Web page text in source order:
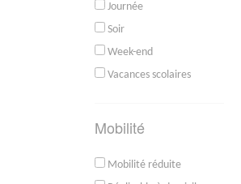
Journée
Soir
Week-end
Vacances scolaires
Mobilité
Mobilité réduite